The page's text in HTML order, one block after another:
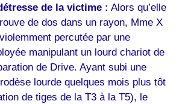
de la victime : Alors qu’elle
de dos dans un rayon, Mme X
percutée par une
manipulant un lourd chariot de
de Drive. Ayant subi une
lourde quelques mois plus tôt
de tiges de la T3 à la T5), le